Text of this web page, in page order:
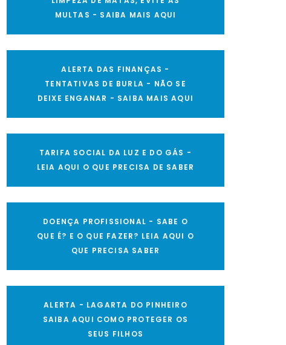
MULTAS - SAIBA MAIS AQUI
ALERTA DAS FINANÇAS -
TENTATIVAS DE BURLA - NÃO SE
DEIXE ENGANAR - SAIBA MAIS AQUI
TARIFA SOCIAL DA LUZ E DO GÁS -
LEIA AQUI O QUE PRECISA DE SABER
DOENÇA PROFISSIONAL - SABE O
QUE É? E O QUE FAZER? LEIA AQUI O
QUE PRECISA SABER
ALERTA - LAGARTA DO PINHEIRO
SAIBA AQUI COMO PROTEGER OS
SEUS FILHOS